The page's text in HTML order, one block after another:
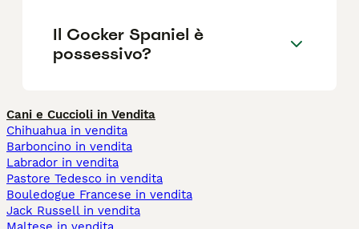
Il Cocker Spaniel è
possessivo?
Cani e Cuccioli in Vendita
Chihuahua in vendita
Barboncino in vendita
Labrador in vendita
Pastore Tedesco in vendita
Bouledogue Francese in vendita
Jack Russell in vendita